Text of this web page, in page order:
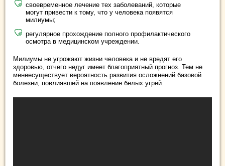
своевременное лечение тех заболеваний, которые
могут привести к тому, что у человека появятся
милиумы;
регулярное прохождение полного профилактического
осмотра в медицинском учреждении.
Милиумы не угрожают жизни человека и не вредят его
здоровью, отчего недуг имеет благоприятный прогноз. Тем не
менеесуществует вероятность развития осложнений базовой
болезни, повлиявшей на появление белых угрей.